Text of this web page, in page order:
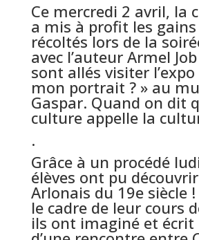
Ce mercredi 2 avril, la
a mis à profit les
récoltés lors de la
avec l’auteur Armel
sont allés visiter
mon portrait ? » au
Gaspar. Quand on dit
culture appelle la
.
Grâce à un procédé
élèves ont pu
Arlonais du 19e siècle
le cadre de leur cours
ils ont imaginé et écrit